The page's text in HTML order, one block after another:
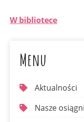
W bibliotece
Menu
Aktualności
Nasze